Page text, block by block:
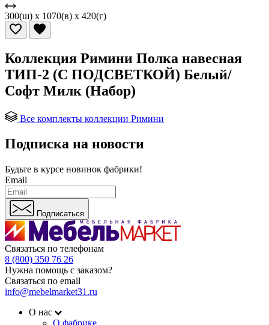
300(ш) x 1070(в) x 420(г)
Коллекция Римини Полка навесная
ТИП-2 (С ПОДСВЕТКОЙ) Белый/
Софт Милк (Набор)
Все комплекты коллекции Римини
Подписка на новости
Будьте в курсе новинок фабрики!
Email
Подписаться
Связаться по телефонам
8 (800) 350 76 26
Нужна помощь с заказом?
Связаться по email
info@mebelmarket31.ru
О нас